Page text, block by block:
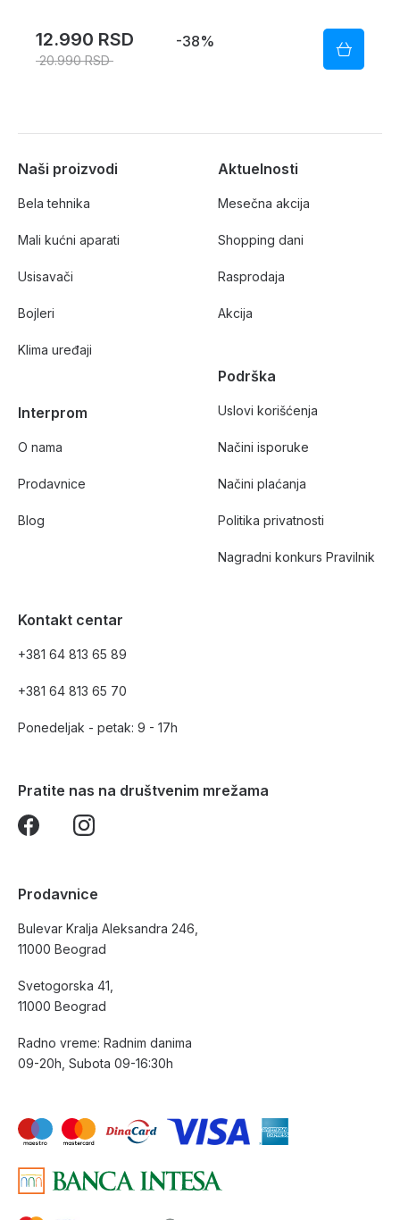
12.990 RSD
20.990 RSD
-38%
Naši proizvodi
Bela tehnika
Mali kućni aparati
Usisavači
Bojleri
Klima uređaji
Interprom
O nama
Prodavnice
Blog
Aktuelnosti
Mesečna akcija
Shopping dani
Rasprodaja
Akcija
Podrška
Uslovi korišćenja
Načini isporuke
Načini plaćanja
Politika privatnosti
Nagradni konkurs Pravilnik
Kontakt centar
+381 64 813 65 89
+381 64 813 65 70
Ponedeljak - petak: 9 - 17h
Pratite nas na društvenim mrežama
Prodavnice
Bulevar Kralja Aleksandra 246,
11000 Beograd
Svetogorska 41,
11000 Beograd
Radno vreme: Radnim danima
09-20h, Subota 09-16:30h